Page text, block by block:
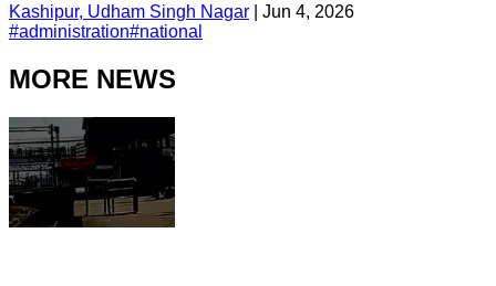
Kashipur, Udham Singh Nagar
Jun 4, 2026
#administration#national
MORE NEWS